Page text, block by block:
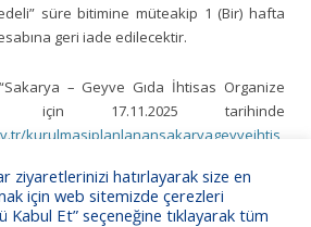
süre bitimine müteakip 1 (Bir) hafta
geri iade edilecektir.
– Geyve Gıda İhtisas Organize
için 17.11.2025 tarihinde
kurulmasiplanlanansakaryageyveihtis
ziyaretlerinizi hatırlayarak size en
için web sitemizde çerezleri
Kabul Et” seçeneğine tıklayarak tüm